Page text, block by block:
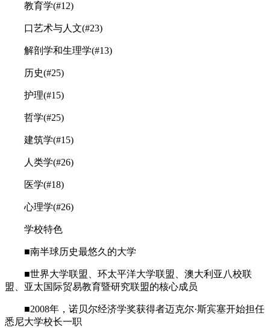
教育学(#12)
口艺术与人文(#23)
解剖学和生理学(#13)
历史(#25)
护理(#15)
哲学(#25)
建筑学(#15)
人类学(#26)
医学(#18)
心理学(#26)
学校特色
■南半球历史最悠久的大学
■世界大学联盟、环太平洋大学联盟、澳大利亚八校联
盟、亚太国际贸易教育暨研究联盟的核心成员
■2008年，诺贝尔经济学奖获得者迈克尔·斯宾塞开始担任
悉尼大学校长一职